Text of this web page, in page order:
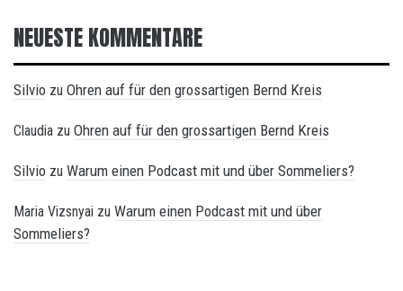
NEUESTE KOMMENTARE
Silvio zu Ohren auf für den grossartigen Bernd Kreis
Claudia zu Ohren auf für den grossartigen Bernd Kreis
Silvio zu Warum einen Podcast mit und über Sommeliers?
Maria Vizsnyai zu Warum einen Podcast mit und über
Sommeliers?